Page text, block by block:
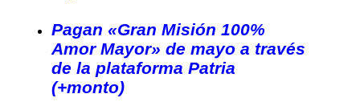
Pagan «Gran Misión 100%
Amor Mayor» de mayo a través
de la plataforma Patria
(+monto)